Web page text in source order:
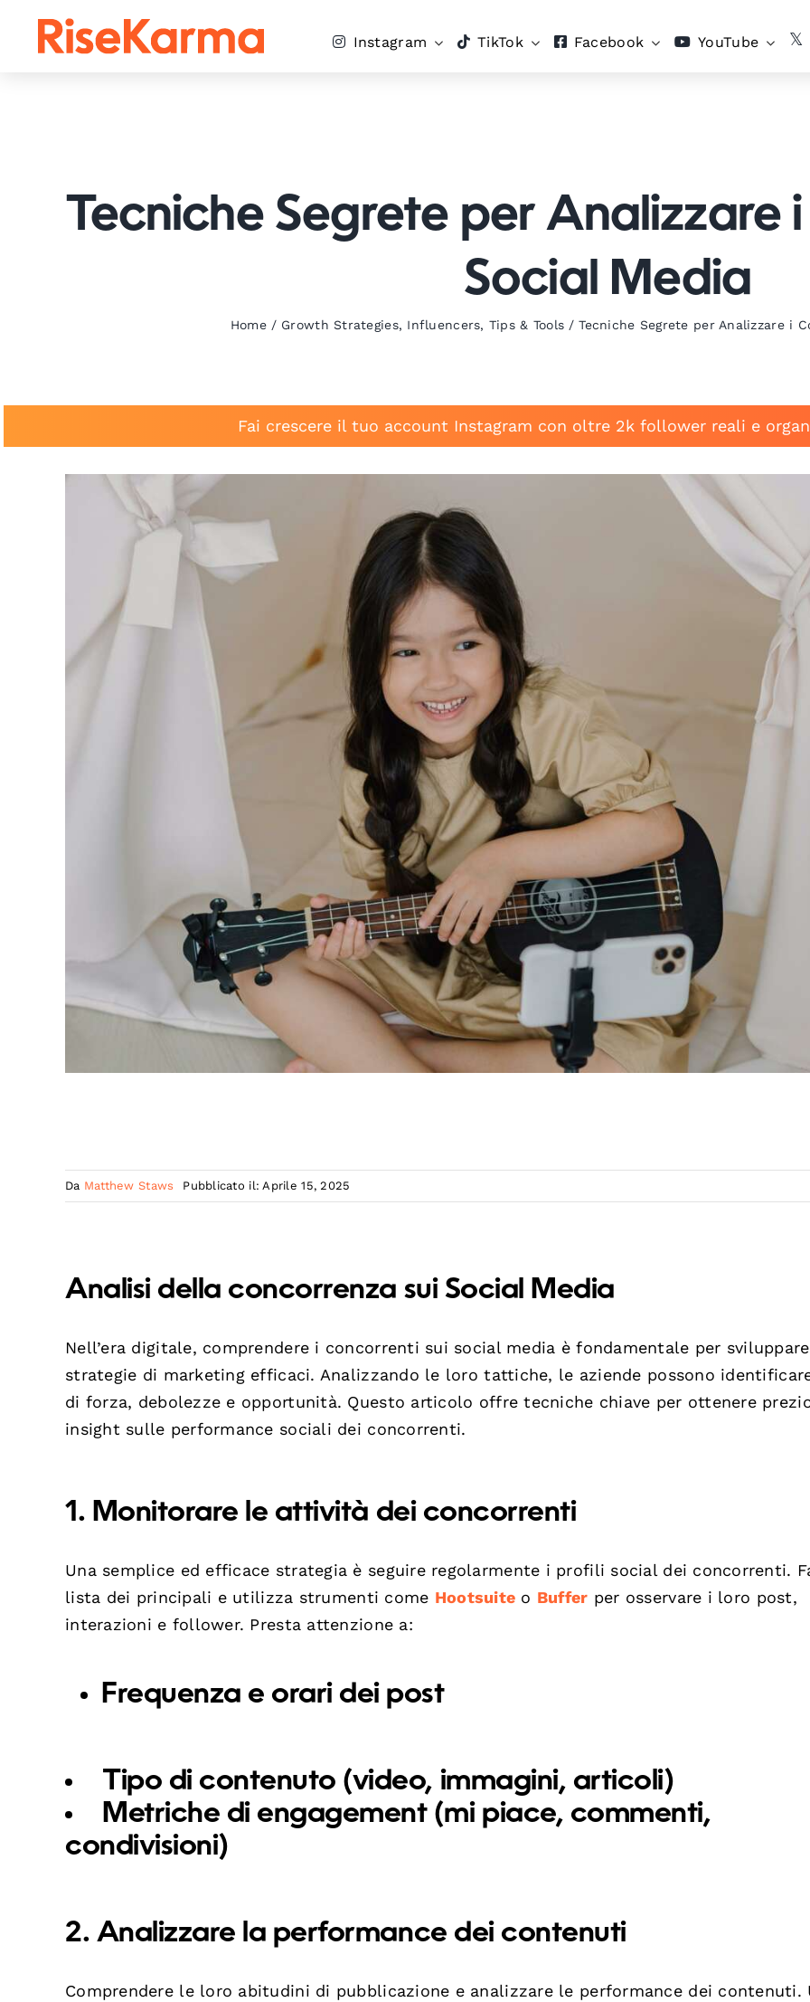
Instagram TikTok Facebook YouTube
Tecniche Segrete per Analizzare
Social Media
Home / Growth Strategies, Influencers, Tips & Tools / Tecniche Segrete per Analizzare i
Fai crescere il tuo account Instagram con oltre 2k follower reali e
Da Matthew Staws Pubblicato il: Aprile 15, 2025
Analisi della concorrenza sui Social Media
Nell’era digitale, comprendere i concorrenti sui social media è fondamentale per sviluppare
strategie di marketing efficaci. Analizzando le loro tattiche, le aziende possono
di forza, debolezze e opportunità. Questo articolo offre tecniche chiave per ottenere
insight sulle performance sociali dei concorrenti.
1. Monitorare le attività dei concorrenti
Una semplice ed efficace strategia è seguire regolarmente i profili social dei concorrenti.
lista dei principali e utilizza strumenti come Hootsuite o Buffer per osservare i loro post,
interazioni e follower. Presta attenzione a:
Frequenza e orari dei post
Tipo di contenuto (video, immagini, articoli)
Metriche di engagement (mi piace, commenti,
condivisioni)
2. Analizzare la performance dei contenuti
Comprendere le loro abitudini di pubblicazione e analizzare le performance dei contenuti.